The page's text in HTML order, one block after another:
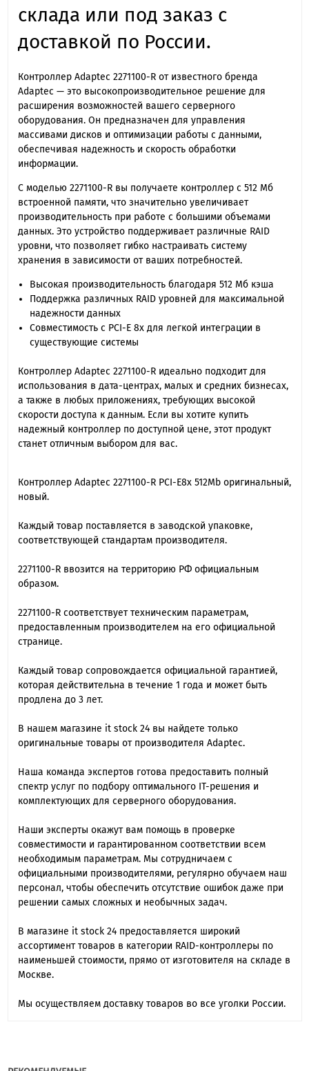
склада или под заказ с
доставкой по России.
Контроллер Adaptec 2271100-R от известного бренда
Adaptec — это высокопроизводительное решение для
расширения возможностей вашего серверного
оборудования. Он предназначен для управления
массивами дисков и оптимизации работы с данными,
обеспечивая надежность и скорость обработки
информации.
С моделью 2271100-R вы получаете контроллер с 512 Мб
встроенной памяти, что значительно увеличивает
производительность при работе с большими объемами
данных. Это устройство поддерживает различные RAID
уровни, что позволяет гибко настраивать систему
хранения в зависимости от ваших потребностей.
Высокая производительность благодаря 512 Мб кэша
Поддержка различных RAID уровней для максимальной
надежности данных
Совместимость с PCI-E 8x для легкой интеграции в
существующие системы
Контроллер Adaptec 2271100-R идеально подходит для
использования в дата-центрах, малых и средних бизнесах,
а также в любых приложениях, требующих высокой
скорости доступа к данным. Если вы хотите купить
надежный контроллер по доступной цене, этот продукт
станет отличным выбором для вас.
Контроллер Adaptec 2271100-R PCI-E8x 512Mb оригинальный,
новый.
Каждый товар поставляется в заводской упаковке,
соответствующей стандартам производителя.
2271100-R ввозится на территорию РФ официальным
образом.
2271100-R cоответствует техническим параметрам,
предоставленным производителем на его официальной
странице.
Каждый товар сопровождается официальной гарантией,
которая действительна в течение 1 года и может быть
продлена до 3 лет.
В нашем магазине it stock 24 вы найдете только
оригинальные товары от производителя Adaptec.
Наша команда экспертов готова предоставить полный
спектр услуг по подбору оптимального IT-решения и
комплектующих для серверного оборудования.
Наши эксперты окажут вам помощь в проверке
совместимости и гарантированном соответствии всем
необходимым параметрам. Мы сотрудничаем с
официальными производителями, регулярно обучаем наш
персонал, чтобы обеспечить отсутствие ошибок даже при
решении самых сложных и необычных задач.
В магазине it stock 24 предоставляется широкий
ассортимент товаров в категории RAID-контроллеры по
наименьшей стоимости, прямо от изготовителя на складе в
Москве.
Мы осуществляем доставку товаров во все уголки России.